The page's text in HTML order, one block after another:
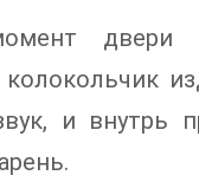
двери
и внутрь